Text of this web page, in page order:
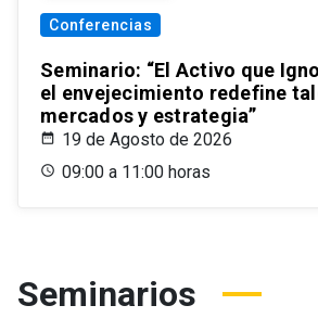
Conferencias
Seminario: “El Activo que
el envejecimiento redefine
mercados y estrategia”
19 de Agosto de 2026
09:00 a 11:00 horas
Seminarios